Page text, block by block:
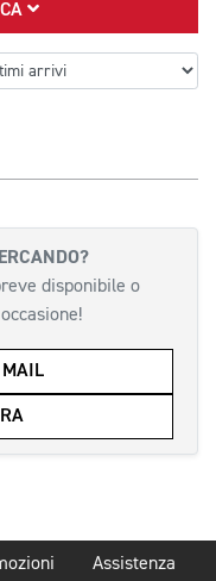
disponibile o
Assistenza